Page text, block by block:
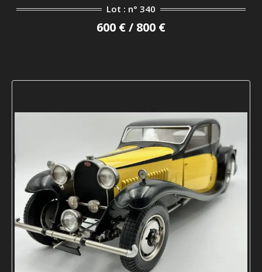
Lot : n° 340
600 € / 800 €